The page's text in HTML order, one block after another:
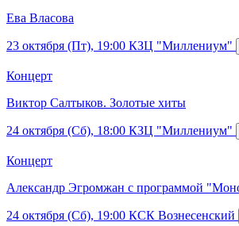
Ева Власова
23 октября (Пт), 19:00 КЗЦ "Миллениум"
Концерт
Виктор Салтыков. Золотые хиты
24 октября (Сб), 18:00 КЗЦ "Миллениум"
Концерт
Александр Эгромжан с программой
24 октября (Сб), 19:00 КСК Вознесенский